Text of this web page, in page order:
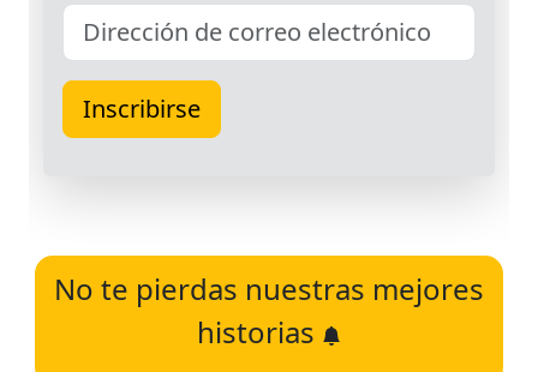
No te pierdas nuestras mejores
historias